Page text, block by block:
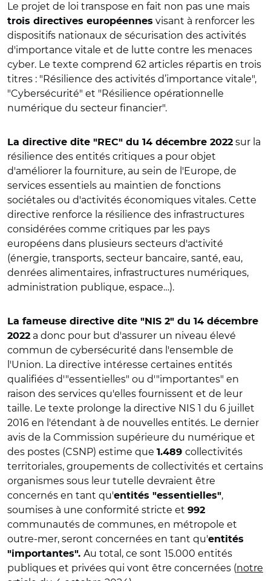
Le projet de loi transpose en fait non pas une mais
trois directives européennes visant à renforcer les
dispositifs nationaux de sécurisation des activités
d'importance vitale et de lutte contre les menaces
cyber. Le texte comprend 62 articles répartis en trois
titres : "Résilience des activités d’importance vitale",
"Cybersécurité" et "Résilience opérationnelle
numérique du secteur financier".
La directive dite "REC" du 14 décembre 2022 sur la
résilience des entités critiques a pour objet
d'améliorer la fourniture, au sein de l'Europe, de
services essentiels au maintien de fonctions
sociétales ou d'activités économiques vitales. Cette
directive renforce la résilience des infrastructures
considérées comme critiques par les pays
européens dans plusieurs secteurs d'activité
(énergie, transports, secteur bancaire, santé, eau,
denrées alimentaires, infrastructures numériques,
administration publique, espace…).
La fameuse directive dite "NIS 2" du 14 décembre
2022 a donc pour but d'assurer un niveau élevé
commun de cybersécurité dans l'ensemble de
l'Union. La directive intéresse certaines entités
qualifiées d'"essentielles" ou d'"importantes" en
raison des services qu'elles fournissent et de leur
taille. Le texte prolonge la directive NIS 1 du 6 juillet
2016 en l'étendant à de nouvelles entités. Le dernier
avis de l a Commission supérieure du numérique et
des postes (CSNP) estime que 1.489 collectivités
territoriales, groupements de collectivités et certains
organismes sous leur tutelle devraient être
concernés en tant qu'entités "essentielles",
soumises à une conformité stricte et 992
communautés de communes, en métropole et
outre-mer, seront concernées en tant qu'entités
"importantes". Au total, ce sont 15.000 entités
publiques et privées qui vont être concernées (notre